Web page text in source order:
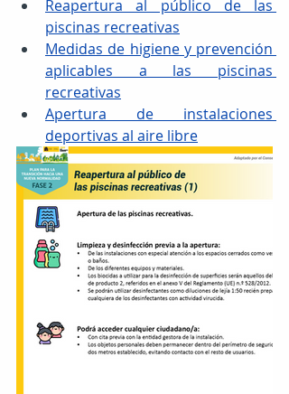
Reapertura al público de las
piscinas recreativas
Medidas de higiene y prevención
aplicables a las piscinas
recreativas
Apertura de instalaciones
deportivas al aire libre